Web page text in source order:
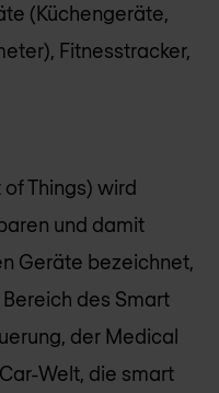
(Küchengeräte,
Fitnesstracker,
Things) wird
und damit
Geräte bezeichnet,
des Smart
der Medical
Welt, die smart